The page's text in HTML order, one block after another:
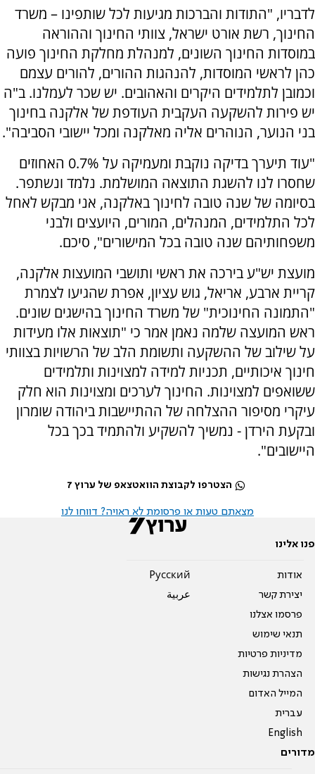
לדבריו, "התודות והברכות מגיעות לכל שותפינו – משרד
החינוך, רשת אורט ישראל, צוותי החינוך וההוראה
במוסדות החינוך השונים, למנהלת מחלקת החינוך פועה
כהן לראשי המוסדות, להנהגות ההורים, להורים עצמם
וכמובן לתלמידים היקרים והאהובים. יש שכר לעמלנו. ב"ה
יש פירות להשקעה העקבית העודפת של אלקנה בחינוך
בני הנוער, הנוהרים אליה מאלקנה ומכל יישובי הסביבה".
"עוד תיערך בדיקה נוקבת ומעמיקה על 0.7% האחוזים
שחסרו לנו להשגת התוצאה המושלמת. נלמד ונשתפר.
בסיומה של שנה טובה לחינוך באלקנה, אני מבקש לאחל
לכל התלמידים, המנהלים, המורים, היועצים ולבני
משפחותיהם שנה טובה בכל המישורים", סיכם.
מועצת יש"ע בירכה את ראשי ותושבי המועצות אלקנה,
קריית ארבע, אריאל, גוש עציון, אפרת שהגיעו לצמרת
"התמונה החינוכית" של משרד החינוך בהישגים שונים.
ראש המועצה שלמה נאמן אמר כי "תוצאות אלו מעידות
על שילוב של ההשקעה ותשומת הלב של הרשויות בצוותי
חינוך איכותיים, תכניות למידה למצוינות ותלמידים
ששואפים למצוינות. החינוך לערכים ומצוינות הוא חלק
עיקרי מסיפור ההצלחה של ההתיישבות ביהודה שומרון
ובקעת הירדן - נמשיך להשקיע ולהתמיד בכך בכל
היישובים".
הצטרפו לקבוצת הוואטצאפ של ערוץ 7
מצאתם טעות או פרסומת לא ראויה? דווחו לנו
פנו אלינו
אודות
יצירת קשר
פרסמו אצלנו
תנאי שימוש
מדיניות פרטיות
הצהרת נגישות
המייל האדום
עברית
English
Pусский
عربية
מדורים